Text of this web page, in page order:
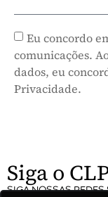
Eu concordo
comunicações.
dados, eu
Privacidade.
Siga o
SIGA NOSSAS